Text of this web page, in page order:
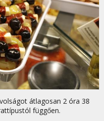
átlagosan 2 óra 38
függően.